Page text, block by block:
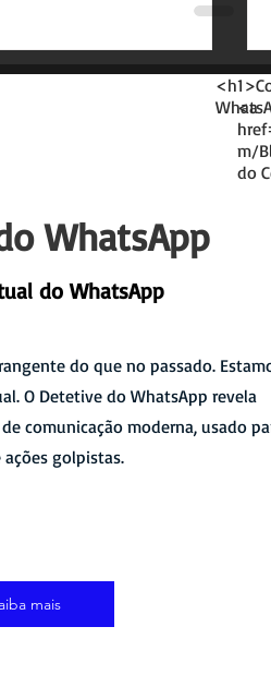
WhatsApp
do WhatsApp
do que no passado.
O Detetive do WhatsApp revela
comunicação moderna, usado
ações golpistas.
mais
<a
m/
do